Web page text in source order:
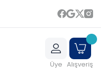
Üye Alışveriş